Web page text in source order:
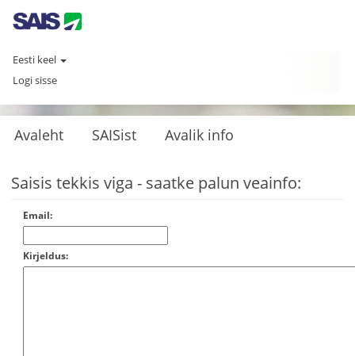
Eesti keel
Logi sisse
Avaleht SAISist Avalik info
Saisis tekkis viga - saatke palun veainfo:
Email:
Kirjeldus: